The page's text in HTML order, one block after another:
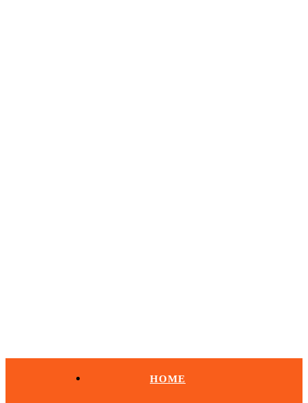
HOME